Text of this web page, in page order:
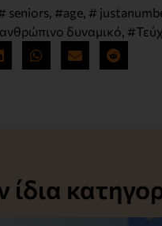
seniors, #age, #
δυναμικό,
ίδια